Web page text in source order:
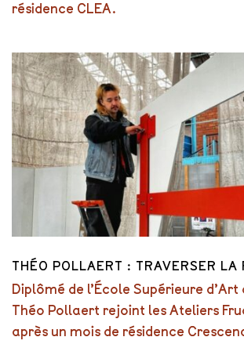
résidence CLEA.
THÉO POLLAERT : TRAVERSER LA
Diplômé de l’École Supérieure d’Art
Théo Pollaert rejoint les Ateliers
après un mois de résidence